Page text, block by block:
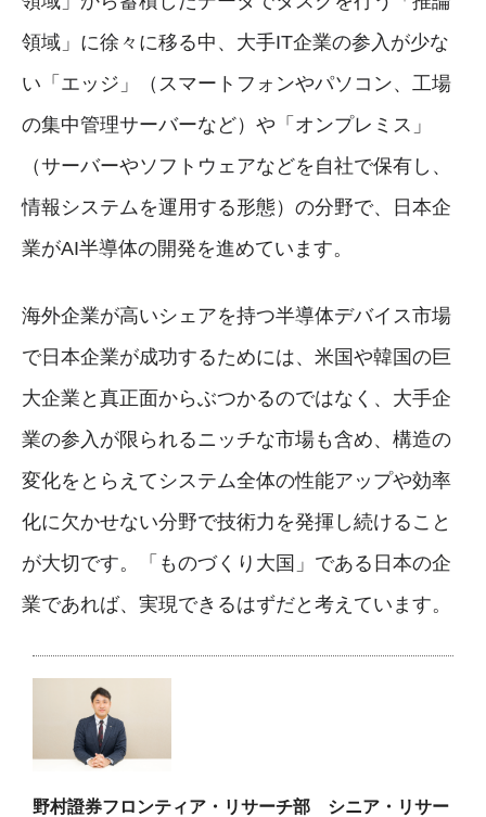
領域」に徐々に移る中、大手IT企業の参入が少な
い「エッジ」（スマートフォンやパソコン、工場
の集中管理サーバーなど）や「オンプレミス」
（サーバーやソフトウェアなどを自社で保有し、
情報システムを運用する形態）の分野で、日本企
業がAI半導体の開発を進めています。
海外企業が高いシェアを持つ半導体デバイス市場
で日本企業が成功するためには、米国や韓国の巨
大企業と真正面からぶつかるのではなく、大手企
業の参入が限られるニッチな市場も含め、構造の
変化をとらえてシステム全体の性能アップや効率
化に欠かせない分野で技術力を発揮し続けること
が大切です。「ものづくり大国」である日本の企
業であれば、実現できるはずだと考えています。
野村證券フロンティア・リサーチ部 シニア・リサー